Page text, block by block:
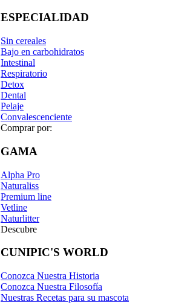
ESPECIALIDAD
Sin cereales
Bajo en carbohidratos
Intestinal
Respiratorio
Detox
Dental
Pelaje
Convalescenciente
Comprar por:
GAMA
Alpha Pro
Naturaliss
Premium line
Vetline
Naturlitter
Descubre
CUNIPIC'S WORLD
Conozca Nuestra Historia
Conozca Nuestra Filosofía
Nuestras Recetas para su mascota